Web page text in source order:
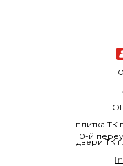
плитка ТК
10-й
двери ТК